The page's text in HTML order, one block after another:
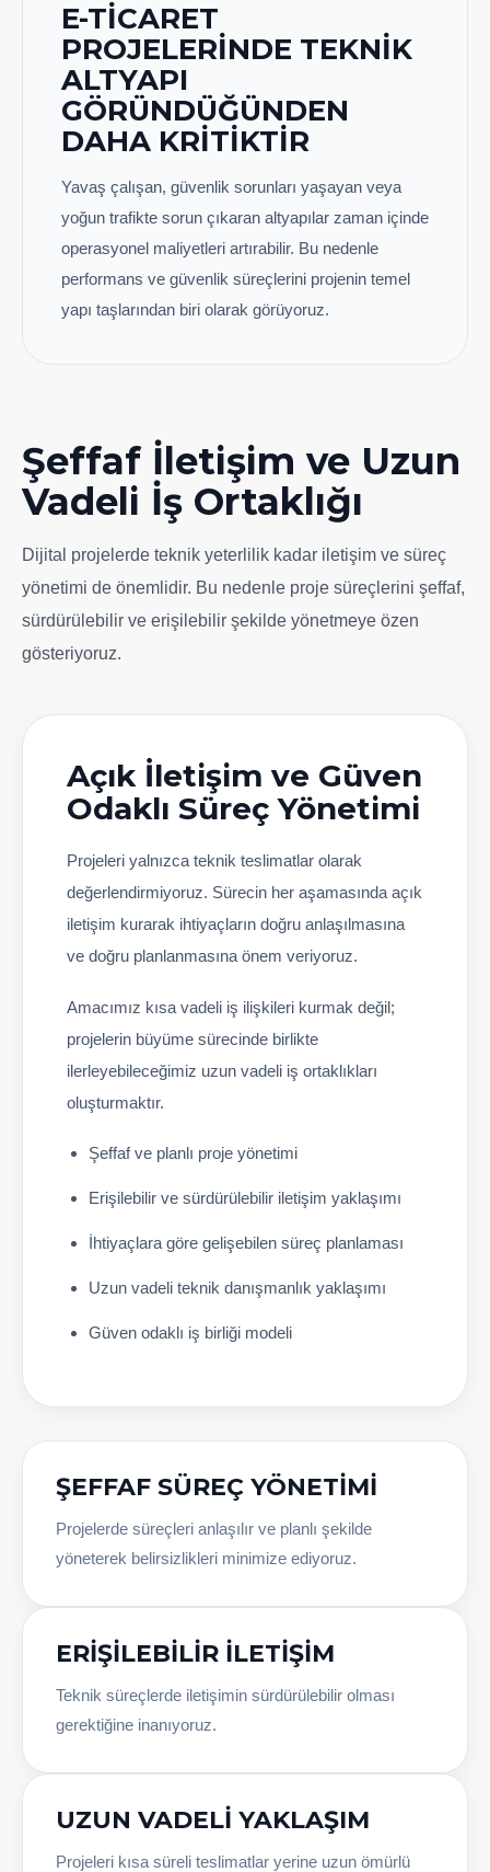
E-TICARET
PROJELERINDE TEKNIK
ALTYAPI
GÖRÜNDÜĞÜNDEN
DAHA KRITIKTIR
Yavaş çalışan, güvenlik sorunları yaşayan veya
yoğun trafikte sorun çıkaran altyapılar zaman içinde
operasyonel maliyetleri artırabilir. Bu nedenle
performans ve güvenlik süreçlerini projenin temel
yapı taşlarından biri olarak görüyoruz.
Şeffaf İletişim ve Uzun
Vadeli İş Ortaklığı
Dijital projelerde teknik yeterlilik kadar iletişim ve süreç
yönetimi de önemlidir. Bu nedenle proje süreçlerini şeffaf,
sürdürülebilir ve erişilebilir şekilde yönetmeye özen
gösteriyoruz.
Açık İletişim ve Güven
Odaklı Süreç Yönetimi
Projeleri yalnızca teknik teslimatlar olarak
değerlendirmiyoruz. Sürecin her aşamasında açık
iletişim kurarak ihtiyaçların doğru anlaşılmasına
ve doğru planlanmasına önem veriyoruz.
Amacımız kısa vadeli iş ilişkileri kurmak değil;
projelerin büyüme sürecinde birlikte
ilerleyebileceğimiz uzun vadeli iş ortaklıkları
oluşturmaktır.
Şeffaf ve planlı proje yönetimi
Erişilebilir ve sürdürülebilir iletişim yaklaşımı
İhtiyaçlara göre gelişebilen süreç planlaması
Uzun vadeli teknik danışmanlık yaklaşımı
Güven odaklı iş birliği modeli
ŞEFFAF SÜREÇ YÖNETIMI
Projelerde süreçleri anlaşılır ve planlı şekilde
yöneterek belirsizlikleri minimize ediyoruz.
ERIŞILEBILIR İLETIŞIM
Teknik süreçlerde iletişimin sürdürülebilir olması
gerektiğine inanıyoruz.
UZUN VADELI YAKLAŞIM
Projeleri kısa süreli teslimatlar yerine uzun ömürlü